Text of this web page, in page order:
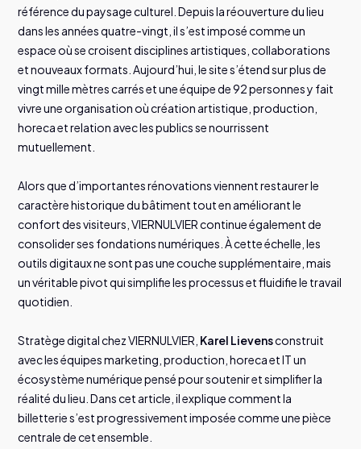
référence du paysage culturel. Depuis la réouverture du lieu
dans les années quatre-vingt, il s’est imposé comme un
espace où se croisent disciplines artistiques, collaborations
et nouveaux formats. Aujourd’hui, le site s’étend sur plus de
vingt mille mètres carrés et une équipe de 92 personnes y fait
vivre une organisation où création artistique, production,
horeca et relation avec les publics se nourrissent
mutuellement.
Alors que d’importantes rénovations viennent restaurer le
caractère historique du bâtiment tout en améliorant le
confort des visiteurs, VIERNULVIER continue également de
consolider ses fondations numériques. À cette échelle, les
outils digitaux ne sont pas une couche supplémentaire, mais
un véritable pivot qui simplifie les processus et fluidifie le travail
quotidien.
Stratège digital chez VIERNULVIER, Karel Lievensconstruit
avec les équipes marketing, production, horeca et IT un
écosystème numérique pensé pour soutenir et simplifier la
réalité du lieu. Dans cet article, il explique comment la
billetterie s’est progressivement imposée comme une pièce
centrale de cet ensemble.